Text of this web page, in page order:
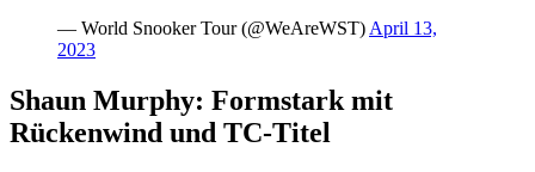
— World Snooker Tour (@WeAreWST) April 13,
2023
Shaun Murphy: Formstark mit
Rückenwind und TC-Titel